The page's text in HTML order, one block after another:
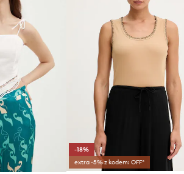
-18%
extra -5% z kodem: OFF*